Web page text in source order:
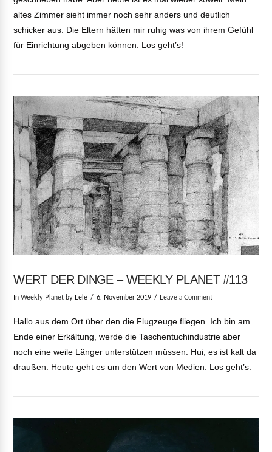
VIEW POST
altes Zimmer sieht immer noch sehr anders und deutlich
schicker aus. Die Eltern hätten mir ruhig was von ihrem Gefühl
für Einrichtung abgeben können. Los geht’s!
WERT DER DINGE – WEEKLY PLANET #113
InWeekly Planet by Lele 6. November 2019 Leave a Comment
Hallo aus dem Ort über den die Flugzeuge fliegen. Ich bin am
Ende einer Erkältung, werde die Taschentuchindustrie aber
noch eine weile Länger unterstützen müssen. Hui, es ist kalt da
draußen. Heute geht es um den Wert von Medien. Los geht’s.